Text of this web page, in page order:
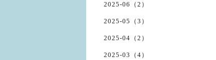
2025-06（2）
2025-05（3）
2025-04（2）
2025-03（4）